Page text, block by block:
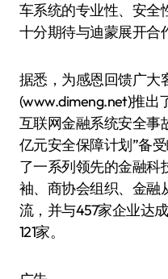
车系统的专业性、安全
十分期待与迪蒙展开合
据悉，为感恩回馈广大
(www.dimeng.net)推出
互联网金融系统安全事
亿元安全保障计划”备
了一系列领先的金融科
袖、商协会组织、金融
流，并与457家企业达
121家。